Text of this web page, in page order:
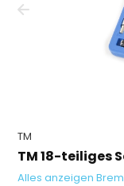
TM
TM 18-teiliges
Alles anzeigen